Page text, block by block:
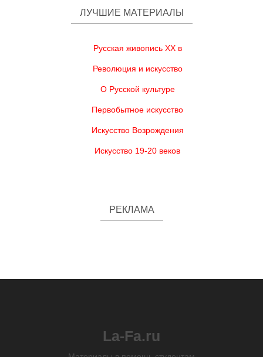
ЛУЧШИЕ МАТЕРИАЛЫ
Русская живопись XX в
Революция и искусство
О Русской культуре
Первобытное искусство
Искусство Возрождения
Искусство 19-20 веков
РЕКЛАМА
La-Fa.ru